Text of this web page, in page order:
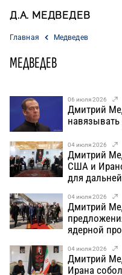
Д.А. МЕДВЕДЕВ
Главная Медведев
МЕДВЕДЕВ
06 июля 2026
Дмитрий
04 июля 2026
Дмитрий
США и
для
04 июля 2026
Дмитрий
ядерной
04 июля 2026
Дмитрий
Ирана